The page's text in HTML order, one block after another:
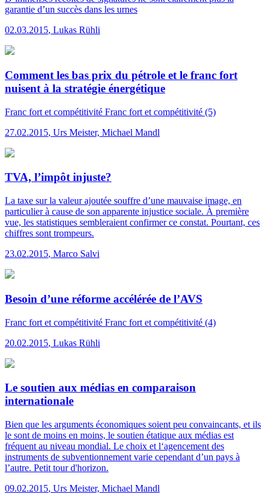
garantie d’un succès dans les urnes
02.03.2015, Lukas Rühli
Comment les bas prix du pétrole et le franc fort
nuisent à la stratégie énergétique
Franc fort et compétitivité Franc fort et compétitivité (5)
27.02.2015, Urs Meister, Michael Mandl
TVA, l’impôt injuste?
La taxe sur la valeur ajoutée souffre d’une mauvaise image, en
particulier à cause de son apparente injustice sociale. À première
vue, les statistiques sembleraient confirmer ce constat. Pourtant, ces
chiffres sont trompeurs.
23.02.2015, Marco Salvi
Besoin d’une réforme accélérée de l’AVS
Franc fort et compétitivité Franc fort et compétitivité (4)
20.02.2015, Lukas Rühli
Le soutien aux médias en comparaison
internationale
Bien que les arguments économiques soient peu convaincants, et ils
le sont de moins en moins, le soutien étatique aux médias est
fréquent au niveau mondial. Le choix et l‘agencement des
instruments de subventionnement varie cependant d’un pays à
l’autre. Petit tour d'horizon.
09.02.2015, Urs Meister, Michael Mandl